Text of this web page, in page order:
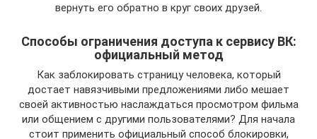
вернуть его обратно в круг своих друзей.
Способы ограничения доступа к сервису ВК:
официальный метод
Как заблокировать страницу человека, который
достает навязчивыми предложениями либо мешает
своей активностью наслаждаться просмотром фильма
или общением с другими пользователями? Для начала
стоит применить официальный способ блокировки,